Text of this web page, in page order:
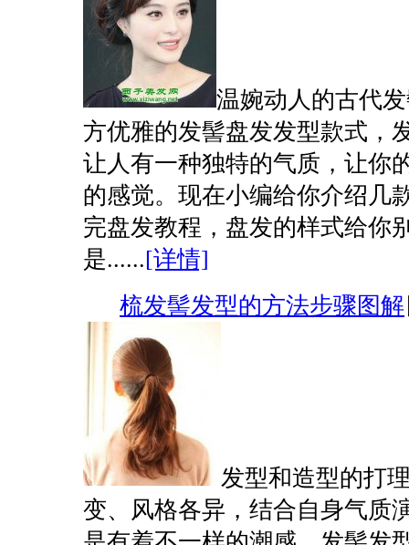
温婉动人的古代
方优雅的发髻盘发发型款式，
让人有一种独特的气质，让你
的感觉。现在小编给你介绍几
完盘发教程，盘发的样式给你
是......[详情]
梳发髻发型的方法步骤图解
发型和造型的打
变、风格各异，结合自身气质